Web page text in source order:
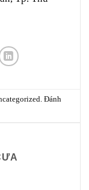
. Đánh